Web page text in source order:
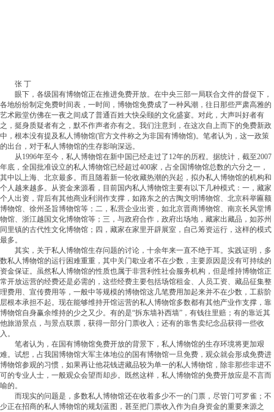
张 丁
眼下，各级国有博物馆正在推进免费开放。在中央三部一局联合文件的督促下，
各地纷纷制定免费时间表，一时间，博物馆免费成了一种风潮，往日那些严肃高雅的
艺术殿堂仿佛在一夜之间成了普通百姓大快朵颐的文化盛宴。对此，大声叫好者有
之，挺身质疑者有之，默不作声者亦有之。我们注意到，在这次自上而下的免费新政
中，根本没有提及私人博物馆(官方文件称之为非国有博物馆)。笔者认为，这一政策
的出台，对于私人博物馆的生存影响深远。
从1996年至今，私人博物馆在新中国已经走过了12年的历程。据统计，截至2007
年底，全国批准设立的私人博物馆已经超过400家，占全国博物馆总数的六分之一，
其中以上海、北京最多。而且随着新一轮收藏热潮的兴起，拟办私人博物馆的机构和
个人越来越多。从资金来源看，目前国内私人博物馆主要有以下几种模式：一，藏家
个人出资，背后有其他商业利润作支撑，如路东之的古陶文明博物馆、北京科举匾额
博物馆、徐州圣旨博物馆等；二，私营企业出资，如北京晋商博物馆、南京长风堂博
物馆、浙江越国文化博物馆等；三，与政府合作，政府出场地，藏家出藏品，如苏州
同里镇的古代性文化博物馆；四，藏家在家里开辟展室，自己筹资运行，这样的模式
最多。
其实，关于私人博物馆生存问题的讨论，十余年来一直不绝于耳。实践证明，多
数私人博物馆的运行困难重重，其中关门歇业者不在少数，主要原因是没有可持续的
资金保证。虽然私人博物馆的性质也属于非营利性社会服务机构，但是维持博物馆正
常开放运营的经费还是必需的，这些经费主要包括场馆租金、人员工资、藏品征集整
理费用、宣传费用等，一般中等规模的博物馆这几笔费用加起来并不在少数，工薪阶
层根本承担不起。现在能够维持开馆运营的私人博物馆多数都有其他产业作支撑，靠
博物馆自身赢余维持的少之又少。有的是“拆东墙补西墙”，有钱往里赔；有的靠近其
他旅游景点，与景点联票，获得一部分门票收入；还有的靠售卖纪念品获得一些收
入。
笔者认为，在国有博物馆免费开放的背景下，私人博物馆的生存环境将更加艰
难。试想，占我国博物馆大军主体地位的国有博物馆一旦免费，观众就会形成免费进
博物馆参观的习惯，如果再让他花钱进藏品较为单一的私人博物馆，除非那些非进不
可的专业人士，一般观众会望而却步。既然这样，私人博物馆的免费开放应是不言而
喻的。
而现实的问题是，多数私人博物馆还在收着多少不一的门票，尽管门可罗雀；不
少正在招商的私人博物馆的规划蓝图，甚至把门票收入作为自身资金的重要来源之